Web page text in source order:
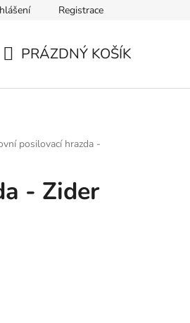
Registrace
PRÁZDNÝ KOŠÍK
posilovací hrazda -
- Zider